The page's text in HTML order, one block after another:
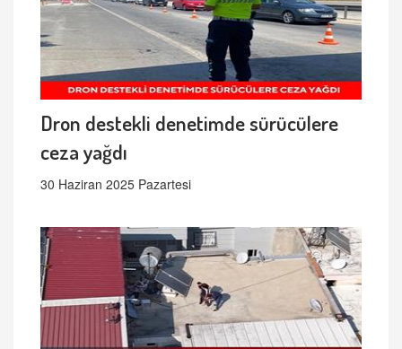
Dron destekli denetimde sürücülere
ceza yağdı
30 Haziran 2025 Pazartesi